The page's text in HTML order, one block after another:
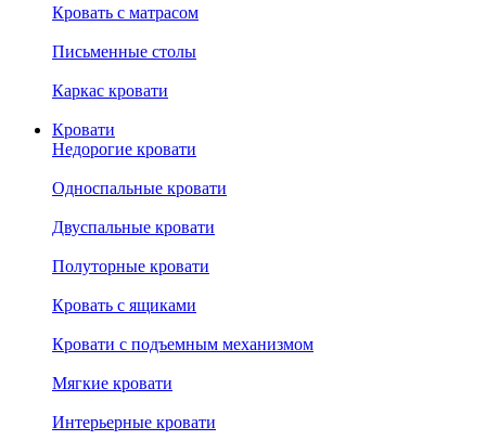
Кровать с матрасом
Письменные столы
Каркас кровати
Кровати
Недорогие кровати
Односпальные кровати
Двуспальные кровати
Полуторные кровати
Кровать с ящиками
Кровати с подъемным механизмом
Мягкие кровати
Интерьерные кровати